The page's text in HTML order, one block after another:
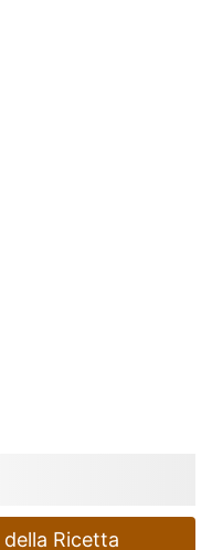
Ricetta